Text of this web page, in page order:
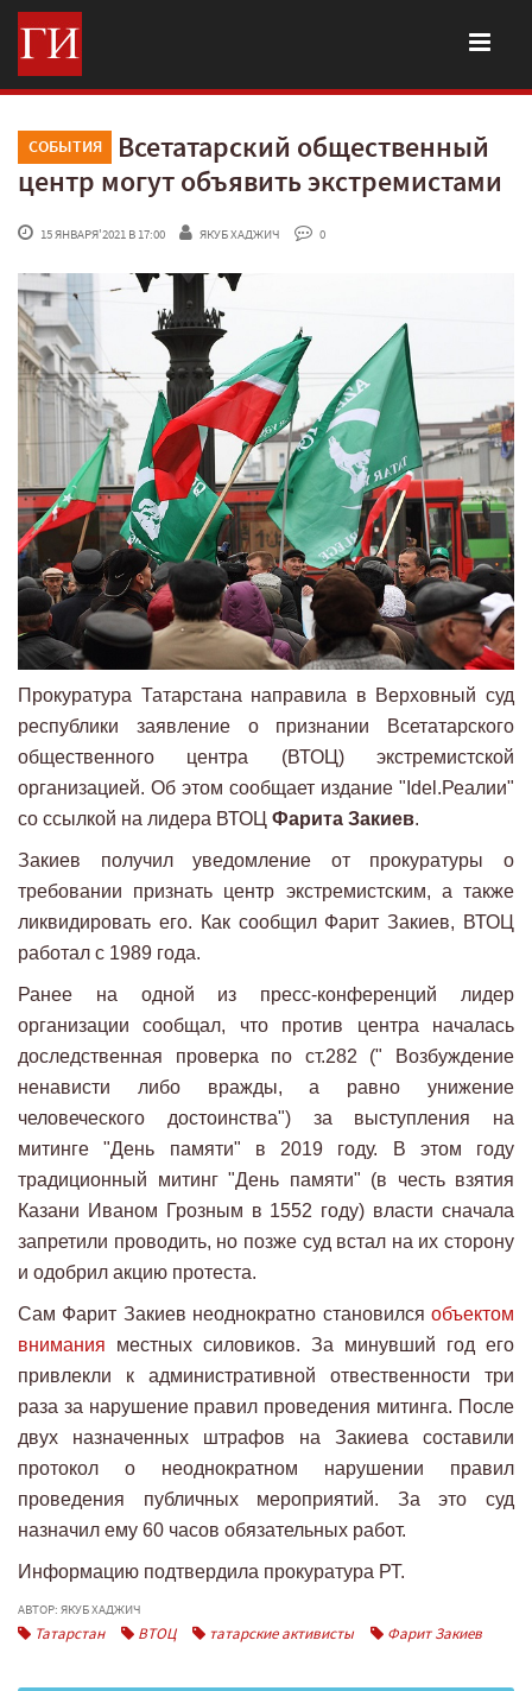
СОБЫТИЯ
Всетатарский общественный
центр могут объявить экстремистами
15 ЯНВАРЯ'2021 В 17:00 ЯКУБ ХАДЖИЧ 0
Прокуратура Татарстана направила в Верховный суд
республики заявление о признании Всетатарского
общественного центра (ВТОЦ) экстремистской
организацией. Об этом сообщает издание "Idel.Реалии"
со ссылкой на лидера ВТОЦ Фарита Закиев.
Закиев получил уведомление от прокуратуры о
требовании признать центр экстремистским, а также
ликвидировать его. Как сообщил Фарит Закиев, ВТОЦ
работал с 1989 года.
Ранее на одной из пресс-конференций лидер
организации сообщал, что против центра началась
доследственная проверка по ст.282 (" Возбуждение
ненависти либо вражды, а равно унижение
человеческого достоинства") за выступления на
митинге "День памяти" в 2019 году. В этом году
традиционный митинг "День памяти" (в честь взятия
Казани Иваном Грозным в 1552 году) власти сначала
запретили проводить, но позже суд встал на их сторону
и одобрил акцию протеста.
Сам Фарит Закиев неоднократно становился объектом
внимания местных силовиков. За минувший год его
привлекли к административной отвественности три
раза за нарушение правил проведения митинга. После
двух назначенных штрафов на Закиева составили
протокол о неоднократном нарушении правил
проведения публичных мероприятий. За это суд
назначил ему 60 часов обязательных работ.
Информацию подтвердила прокуратура РТ.
АВТОР: ЯКУБ ХАДЖИЧ
Татарстан ВТОЦ татарские активисты Фарит Закиев